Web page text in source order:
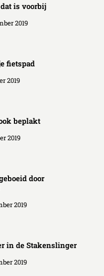
is voorbij
2019
fietspad
2019
beplakt
2019
door
2019
in de Stakenslinger
2019